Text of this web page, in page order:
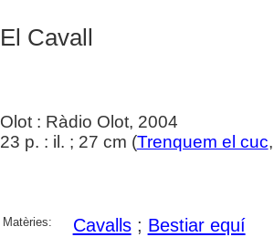
El Cavall
Olot : Ràdio Olot, 2004
23 p. : il. ; 27 cm (Trenquem el cuc
Matèries: Cavalls; Bestiar equí